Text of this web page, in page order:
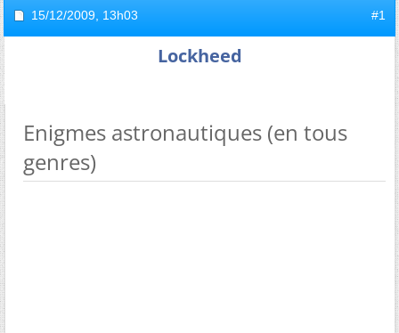
15/12/2009, 13h03 #1
Lockheed
Enigmes astronautiques (en tous
genres)